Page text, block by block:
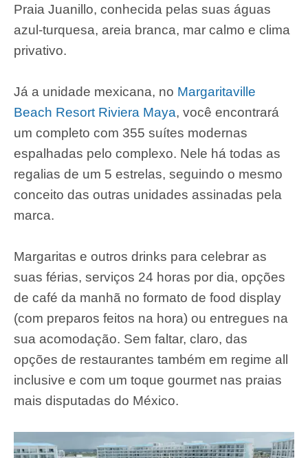
Praia Juanillo, conhecida pelas suas águas
azul-turquesa, areia branca, mar calmo e clima
privativo.
Já a unidade mexicana, no Margaritaville
Beach Resort Riviera Maya, você encontrará
um completo com 355 suítes modernas
espalhadas pelo complexo. Nele há todas as
regalias de um 5 estrelas, seguindo o mesmo
conceito das outras unidades assinadas pela
marca.
Margaritas e outros drinks para celebrar as
suas férias, serviços 24 horas por dia, opções
de café da manhã no formato de food display
(com preparos feitos na hora) ou entregues na
sua acomodação. Sem faltar, claro, das
opções de restaurantes também em regime all
inclusive e com um toque gourmet nas praias
mais disputadas do México.